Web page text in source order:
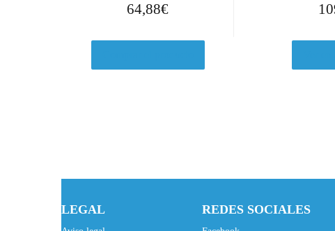
64,88€
LEGAL REDES SOCIALES